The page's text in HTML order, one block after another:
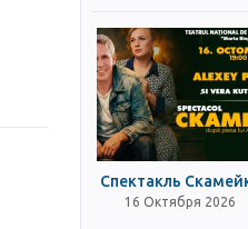
Спектакль
16 Октября 2026